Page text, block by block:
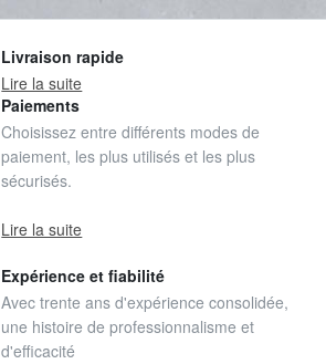
Livraison rapide
Lire la suite
Paiements
Choisissez entre différents modes de
paiement, les plus utilisés et les plus
sécurisés.
Lire la suite
Expérience et fiabilité
Avec trente ans d'expérience consolidée,
une histoire de professionnalisme et
d'efficacité